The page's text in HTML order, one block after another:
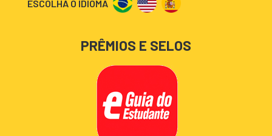
ESCOLHA O IDIOMA
PRÊMIOS E SELOS